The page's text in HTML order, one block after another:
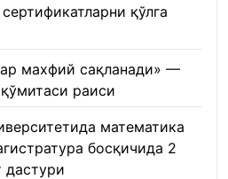
қўлга
махфий сақланади» —
раиси
математика
босқичида 2
дастури